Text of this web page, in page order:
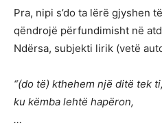
Pra, nipi s’do ta lërë gjyshen
qëndrojë përfundimisht në
Ndërsa, subjekti lirik (vetë
“(do të) kthehem një ditë tek ti,
ku këmba lehtë hapëron,
…